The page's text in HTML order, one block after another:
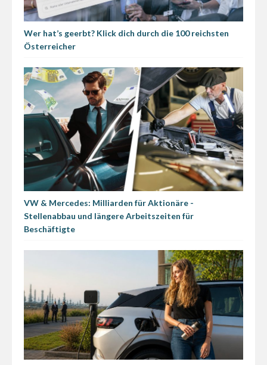
Wer hat’s geerbt? Klick dich durch die 100 reichsten
Österreicher
VW & Mercedes: Milliarden für Aktionäre -
Stellenabbau und längere Arbeitszeiten für
Beschäftigte